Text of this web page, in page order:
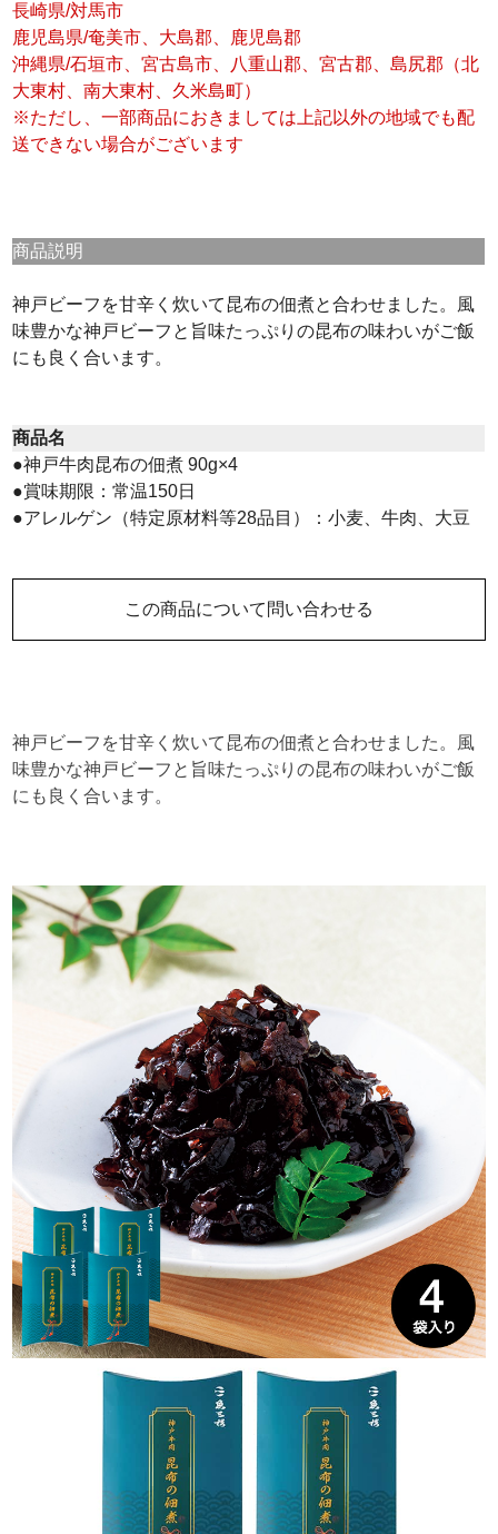
この商品について問い合わせる
神戸ビーフを甘辛く炊いて昆布の佃煮と合わせました。風
味豊かな神戸ビーフと旨味たっぷりの昆布の味わいがご飯
にも良く合います。
長崎県/対馬市
鹿児島県/奄美市、大島郡、鹿児島郡
沖縄県/石垣市、宮古島市、八重山郡、宮古郡、島尻郡（北
大東村、南大東村、久米島町）
※ただし、一部商品におきましては上記以外の地域でも配
送できない場合がございます
商品説明
神戸ビーフを甘辛く炊いて昆布の佃煮と合わせました。風
味豊かな神戸ビーフと旨味たっぷりの昆布の味わいがご飯
にも良く合います。
商品名
●神戸牛肉昆布の佃煮 90g×4
●賞味期限：常温150日
●アレルゲン（特定原材料等28品目）：小麦、牛肉、大豆